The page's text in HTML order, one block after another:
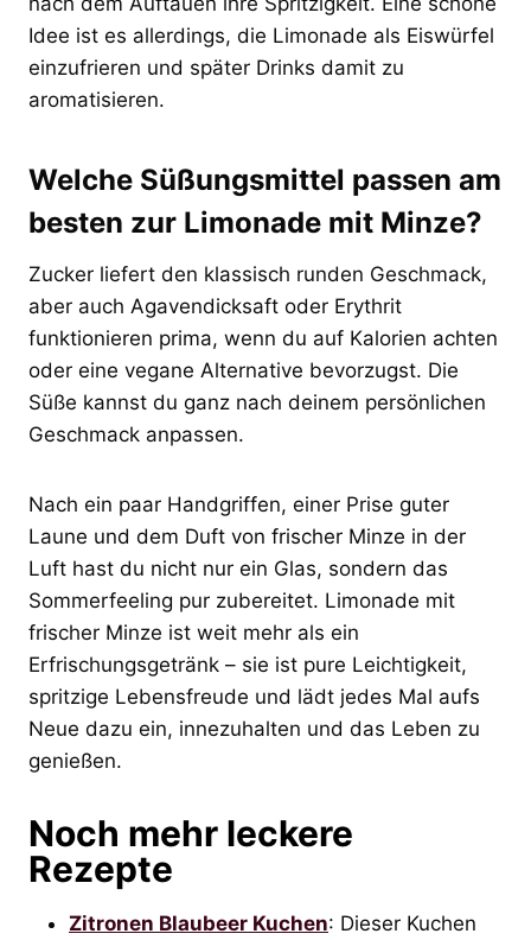
Idee ist es allerdings, die Limonade als Eiswürfel
einzufrieren und später Drinks damit zu
aromatisieren.
Welche Süßungsmittel passen am
besten zur Limonade mit Minze?
Zucker liefert den klassisch runden Geschmack,
aber auch Agavendicksaft oder Erythrit
funktionieren prima, wenn du auf Kalorien achten
oder eine vegane Alternative bevorzugst. Die
Süße kannst du ganz nach deinem persönlichen
Geschmack anpassen.
Nach ein paar Handgriffen, einer Prise guter
Laune und dem Duft von frischer Minze in der
Luft hast du nicht nur ein Glas, sondern das
Sommerfeeling pur zubereitet. Limonade mit
frischer Minze ist weit mehr als ein
Erfrischungsgetränk – sie ist pure Leichtigkeit,
spritzige Lebensfreude und lädt jedes Mal aufs
Neue dazu ein, innezuhalten und das Leben zu
genießen.
Noch mehr leckere
Rezepte
Zitronen Blaubeer Kuchen: Dieser Kuchen